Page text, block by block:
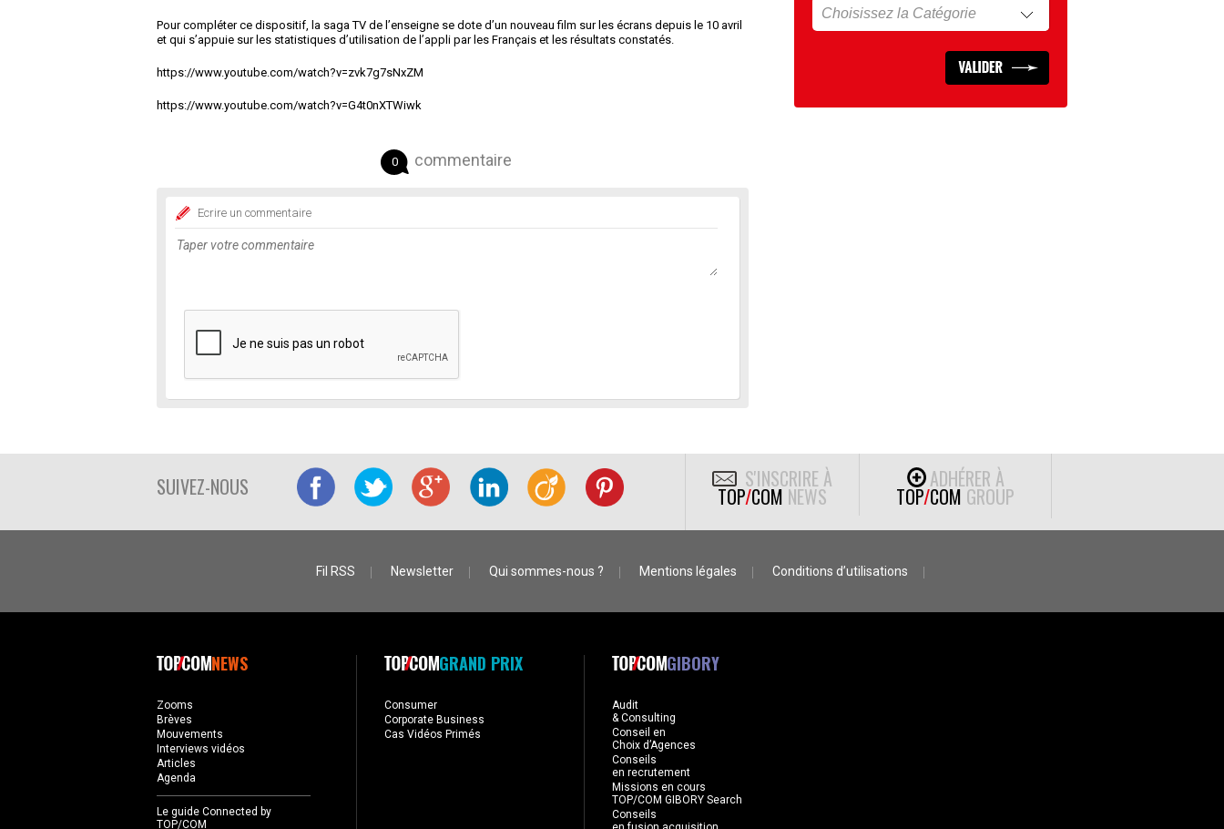
Pour compléter ce dispositif, la saga TV de l’enseigne se dote d’un nouveau film sur les écrans depuis le 10 avril
et qui s’appuie sur les statistiques d’utilisation de l’appli par les Français et les résultats constatés.
https://www.youtube.com/watch?v=zvk7g7sNxZM
https://www.youtube.com/watch?v=G4t0nXTWiwk
0 commentaire
Ecrire un commentaire
SUIVEZ-NOUS S'INSCRIRE À
TOP/COM NEWS
ADHÉRER À
TOP/COM GROUP
Fil RSS Newsletter Qui sommes-nous ? Mentions légales Conditions d’utilisations
NEWS
Zooms
Brèves
Mouvements
Interviews vidéos
Articles
Agenda
Le guide Connected by
TOP/COM
GRAND PRIX
Consumer
Corporate Business
Cas Vidéos Primés
GIBORY
Audit
& Consulting
Conseil en
Choix d’Agences
Conseils
en recrutement
Missions en cours
TOP/COM GIBORY Search
Conseils